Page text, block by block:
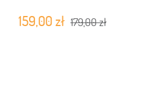
159,00 zł 179,00 zł